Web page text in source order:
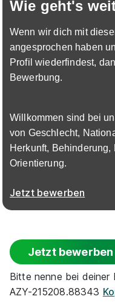
Fleischerei
01.09.2026
86916 Kaufering
Ausbildung zum
Wie geht's
Wenn wir dich mit
angesprochen haben
Profil wiederfindest,
Bewerbung.
Willkommen sind bei
von Geschlecht,
Herkunft,
Orientierung.
Jetzt bewerben
Jetzt bewerben
Bitte nenne bei deiner
AZY-215208.88343